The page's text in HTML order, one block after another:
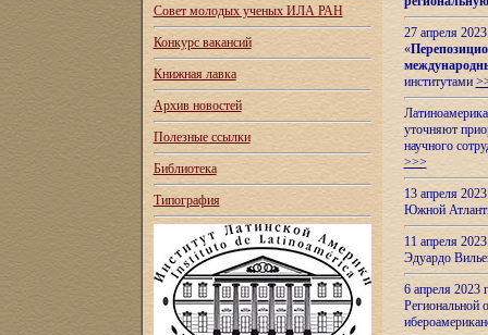
Совет молодых ученых ИЛА РАН
Конкурс вакансий
Книжная лавка
Архив новостей
Полезные ссылки
Библиотека
Типография
27 апреля
«
институтами
уточняют
научного
>>>
13 апреля
Южной
11 апреля
Эдуардо
6 апреля
Региональной